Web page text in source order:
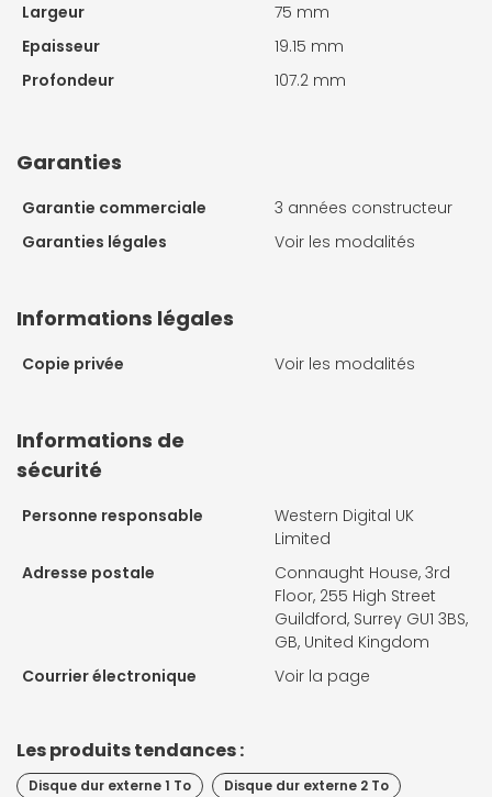
Largeur
75 mm
Epaisseur
19.15 mm
Profondeur
107.2 mm
Garanties
Garantie commerciale
3 années constructeur
Garanties légales
Voir les modalités
Informations légales
Copie privée Voir les modalités
Informations de
sécurité
Personne responsable
Western Digital UK
Limited
Adresse postale
Connaught House, 3rd
Floor, 255 High Street
Guildford, Surrey GU1 3BS,
GB, United Kingdom
Courrier électronique
Voir la page
Les produits tendances :
Disque dur externe 1 To
Disque dur externe 2 To